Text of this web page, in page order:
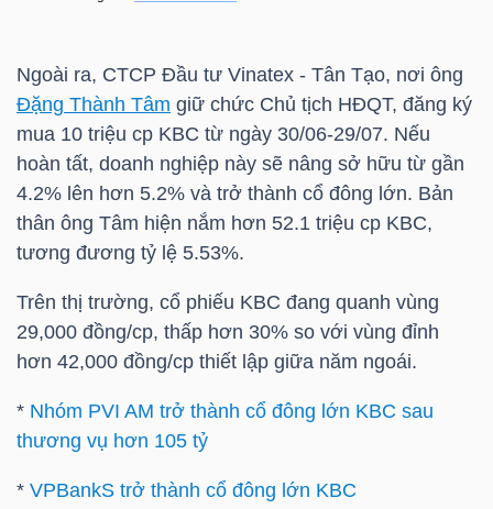
Ngoài ra, CTCP Đầu tư Vinatex - Tân Tạo, nơi ông
Đặng Thành Tâm giữ chức Chủ tịch HĐQT, đăng ký
mua 10 triệu cp KBC từ ngày 30/06-29/07. Nếu
hoàn tất, doanh nghiệp này sẽ nâng sở hữu từ gần
4.2% lên hơn 5.2% và trở thành cổ đông lớn. Bản
thân ông Tâm hiện nắm hơn 52.1 triệu cp KBC,
tương đương tỷ lệ 5.53%.
Trên thị trường, cổ phiếu KBC đang quanh vùng
29,000 đồng/cp, thấp hơn 30% so với vùng đỉnh
hơn 42,000 đồng/cp thiết lập giữa năm ngoái.
* Nhóm PVI AM trở thành cổ đông lớn KBC sau
thương vụ hơn 105 tỷ
* VPBankS trở thành cổ đông lớn KBC
VẬT
LIỆU
CÔNG
NGHIỆP
KHÔNG
THIẾT